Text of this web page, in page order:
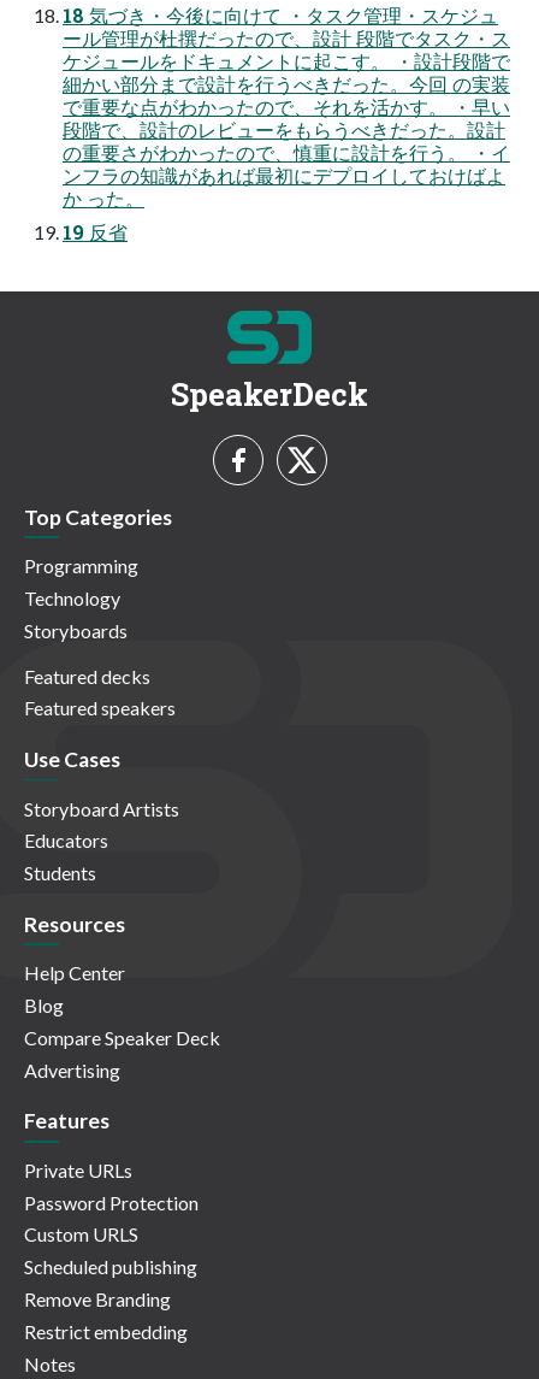
18 気づき・今後に向けて ・タスク管理・スケジュ
ール管理が杜撰だったので、設計 段階でタスク・ス
ケジュールをドキュメントに起こす。 ・設計段階で
細かい部分まで設計を行うべきだった。今回 の実装
で重要な点がわかったので、それを活かす。 ・早い
段階で、設計のレビューをもらうべきだった。設計
の重要さがわかったので、慎重に設計を行う。 ・イ
ンフラの知識があれば最初にデプロイしておけばよ
か った。
19 反省
SpeakerDeck
Top Categories
Programming
Technology
Storyboards
Featured decks
Featured speakers
Use Cases
Storyboard Artists
Educators
Students
Resources
Help Center
Blog
Compare Speaker Deck
Advertising
Features
Private URLs
Password Protection
Custom URLS
Scheduled publishing
Remove Branding
Restrict embedding
Notes